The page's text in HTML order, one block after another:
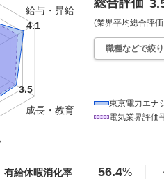
総合評価
(業界平均総合評価
職種などで絞
給与・昇給
成長・教育
東京電力エナ
電気業界評価
有給休暇消化率 56.4%